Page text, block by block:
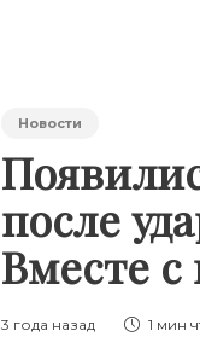
Новости
после
Вместе с
3 года назад 1 мин